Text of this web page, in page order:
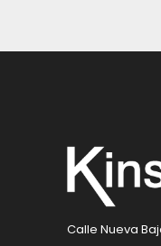
Calle Nueva